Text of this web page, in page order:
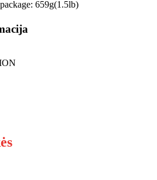
659g(1.5lb)